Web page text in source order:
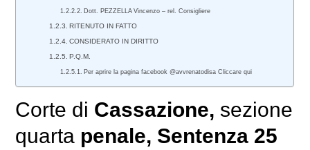
Dott. PEZZELLA Vincenzo – rel. Consigliere
RITENUTO IN FATTO
CONSIDERATO IN DIRITTO
P.Q.M.
Per aprire la pagina facebook @avvrenatodisa Cliccare qui
Corte di Cassazione, sezione
quarta penale, Sentenza 25